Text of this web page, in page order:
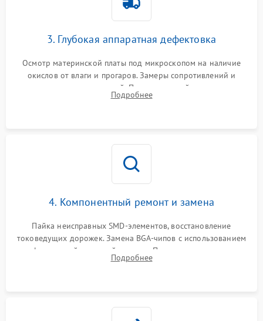
3. Глубокая аппаратная дефектовка
Осмотр материнской платы под микроскопом на наличие
окислов от влаги и прогаров. Замеры сопротивлений и
дежурных напряжений. Проверка цепей питания,
мультиконтроллера, процессора и видеочипа.
Подробнее
4. Компонентный ремонт и замена
Пайка неисправных SMD-элементов, восстановление
токоведущих дорожек. Замена BGA-чипов с использованием
инфракрасной паяльной станции. Прошивка микросхемы
BIOS или замена поврежденных портов USB
Подробнее